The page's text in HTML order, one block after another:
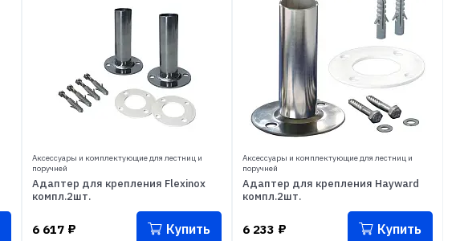
Аксессуары и комплектующие для лестниц и
поручней
Адаптер для крепления Flexinox
компл.2шт.
6 617 ₽ Купить
Аксессуары и комплектующие для лестниц и
поручней
Адаптер для крепления Hayward
компл.2шт.
6 233 ₽ Купить